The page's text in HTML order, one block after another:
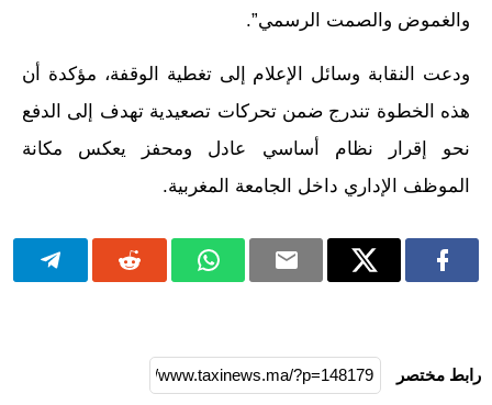
والغموض والصمت الرسمي”.
ودعت النقابة وسائل الإعلام إلى تغطية الوقفة، مؤكدة أن
هذه الخطوة تندرج ضمن تحركات تصعيدية تهدف إلى الدفع
نحو إقرار نظام أساسي عادل ومحفز يعكس مكانة
الموظف الإداري داخل الجامعة المغربية.
رابط مختصر